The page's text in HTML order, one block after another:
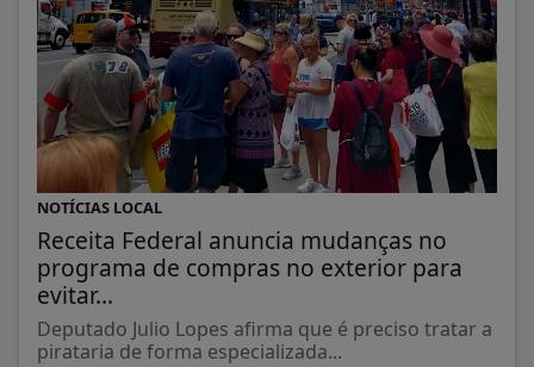
NOTÍCIAS LOCAL
Receita Federal anuncia mudanças no
programa de compras no exterior para
evitar...
Deputado Julio Lopes afirma que é preciso tratar a
pirataria de forma especializada...